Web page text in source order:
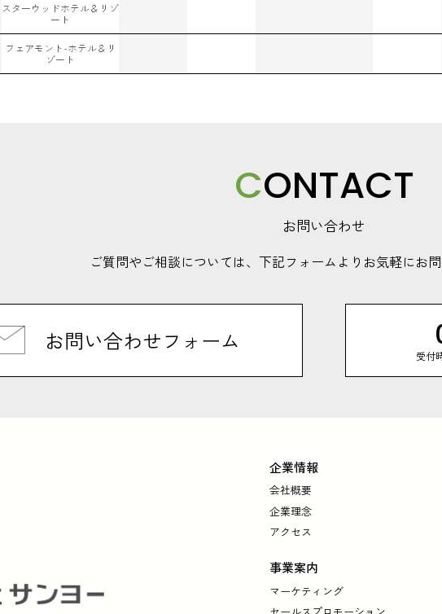
スターウッドホテル＆リゾ
ート
フェアモント-ホテル＆リ
ゾート
CONTACT
お問い合わせ
ご質問やご相談については、 下記フォームよりお気軽にお
お問い合わせフォーム
受付
企業情報
会社概要
企業理念
アクセス
事業案内
マーケティング